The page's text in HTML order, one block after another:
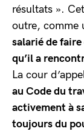
résultats ».
outre, comme
salarié de
qu’il a
La cour
au Code du
activement à
toujours du